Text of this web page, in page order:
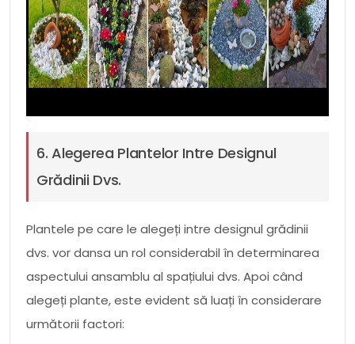
6. Alegerea Plantelor Intre Designul
Grădinii Dvs.
Plantele pe care le alegeți intre designul grădinii
dvs. vor dansa un rol considerabil în determinarea
aspectului ansamblu al spațiului dvs. Apoi când
alegeți plante, este evident să luați în considerare
următorii factori: